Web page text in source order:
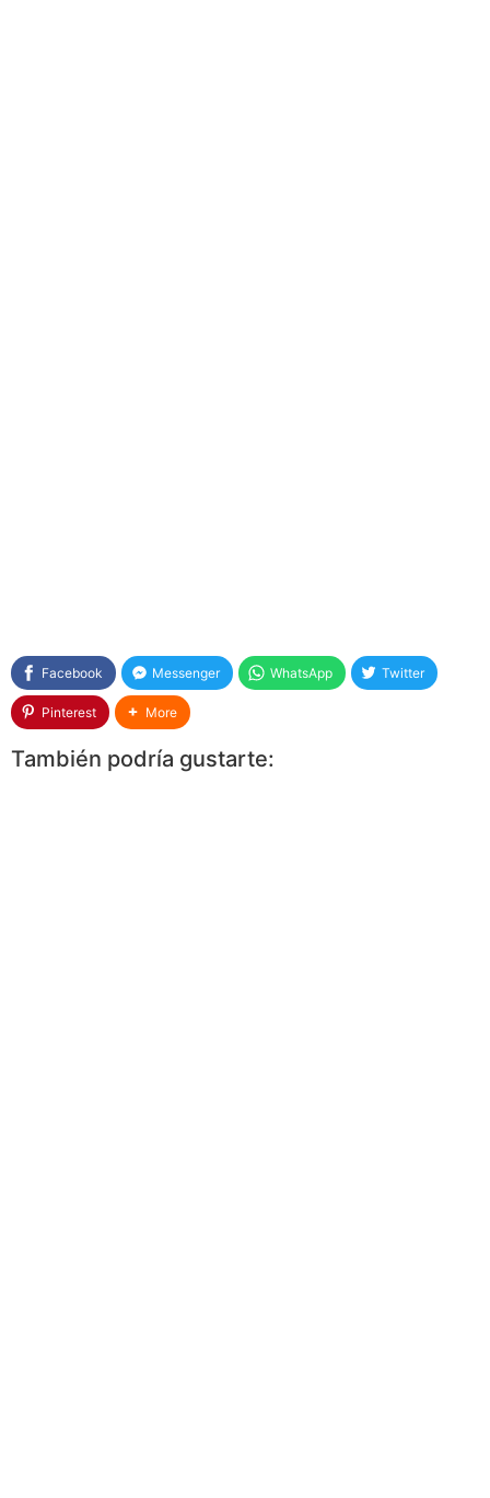
Facebook Messenger WhatsApp Twitter
Pinterest More
También podría gustarte: